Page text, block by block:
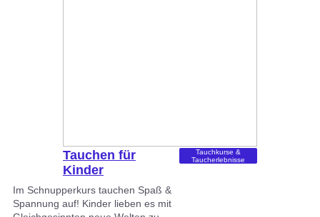
Tauchen für
Kinder
Tauchkurse &
Taucherlebnisse
Im Schnupperkurs tauchen Spaß &
Spannung auf! Kinder lieben es mit